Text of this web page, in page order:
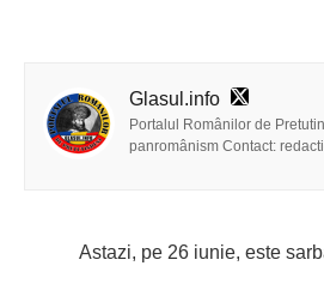
Glasul.info
Portalul Românilor de
panromânism Contact:
Astazi, pe 26 iunie, este